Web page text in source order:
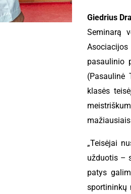
Giedrius
Seminarą
pasaulinio
(Pasaulinė
klasės
„Teisėjai
užduotis –
patys
sportininkų